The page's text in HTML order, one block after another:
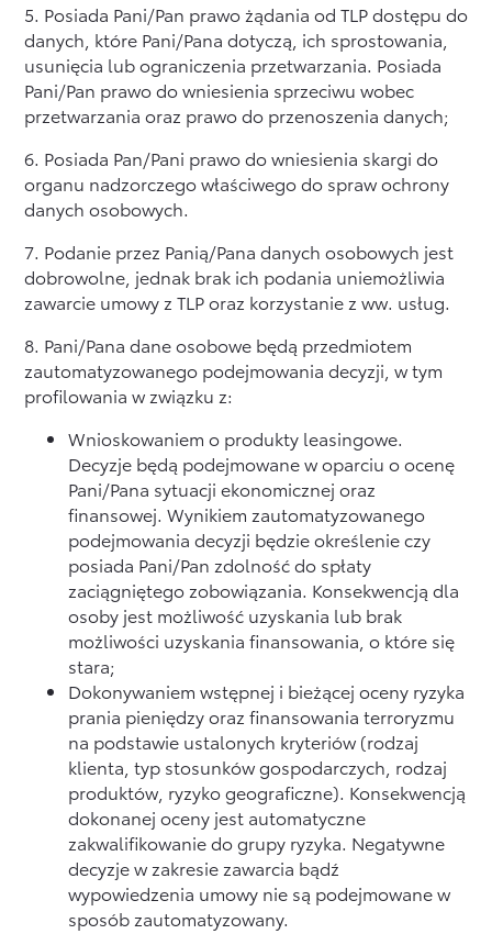
5. Posiada Pani/Pan prawo żądania od TLP dostępu do
danych, które Pani/Pana dotyczą, ich sprostowania,
usunięcia lub ograniczenia przetwarzania. Posiada
Pani/Pan prawo do wniesienia sprzeciwu wobec
przetwarzania oraz prawo do przenoszenia danych;
6. Posiada Pan/Pani prawo do wniesienia skargi do
organu nadzorczego właściwego do spraw ochrony
danych osobowych.
7. Podanie przez Panią/Pana danych osobowych jest
dobrowolne, jednak brak ich podania uniemożliwia
zawarcie umowy z TLP oraz korzystanie z ww. usług.
8. Pani/Pana dane osobowe będą przedmiotem
zautomatyzowanego podejmowania decyzji, w tym
profilowania w związku z:
Wnioskowaniem o produkty leasingowe.
Decyzje będą podejmowane w oparciu o ocenę
Pani/Pana sytuacji ekonomicznej oraz
finansowej. Wynikiem zautomatyzowanego
podejmowania decyzji będzie określenie czy
posiada Pani/Pan zdolność do spłaty
zaciągniętego zobowiązania. Konsekwencją dla
osoby jest możliwość uzyskania lub brak
możliwości uzyskania finansowania, o które się
stara;
Dokonywaniem wstępnej i bieżącej oceny ryzyka
prania pieniędzy oraz finansowania terroryzmu
na podstawie ustalonych kryteriów (rodzaj
klienta, typ stosunków gospodarczych, rodzaj
produktów, ryzyko geograficzne). Konsekwencją
dokonanej oceny jest automatyczne
zakwalifikowanie do grupy ryzyka. Negatywne
decyzje w zakresie zawarcia bądź
wypowiedzenia umowy nie są podejmowane w
sposób zautomatyzowany.